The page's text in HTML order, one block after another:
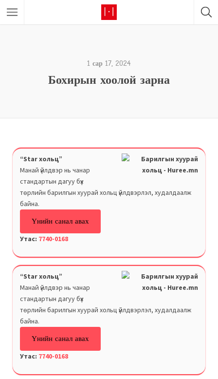
1 сар 17, 2024
Бохирын хоолой зарна
“Star хольц”
Манай үйлдвэр нь чанар
стандартын дагуу бүх
төрлийн барилгын хуурай хольц үйлдвэрлэл, худалдаалж
байна.
Үнийн санал авах
Утас: 7740-0168
“Star хольц”
Манай үйлдвэр нь чанар
стандартын дагуу бүх
төрлийн барилгын хуурай хольц үйлдвэрлэл, худалдаалж
байна.
Үнийн санал авах
Утас: 7740-0168